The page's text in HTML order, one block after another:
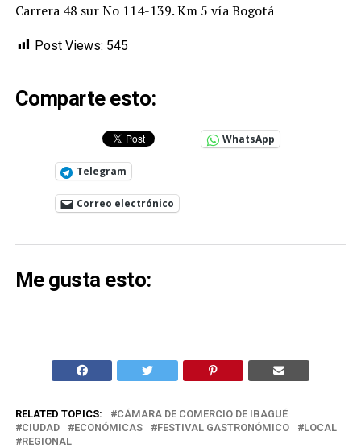
Carrera 48 sur No 114-139. Km 5 vía Bogotá
Post Views: 545
Comparte esto:
WhatsApp
Telegram
Correo electrónico
Me gusta esto:
RELATED TOPICS:
CÁMARA DE COMERCIO DE IBAGUÉ
CIUDAD
ECONÓMICAS FESTIVAL GASTRONÓMICO
LOCAL
REGIONAL